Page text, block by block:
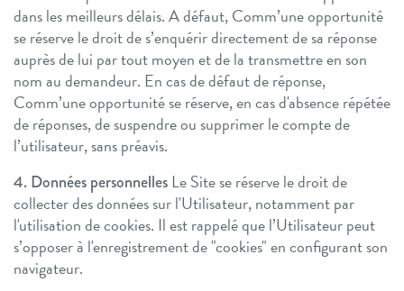
dans les meilleurs délais.A défaut, Comm’une opportunité
se réserve le droit de s’enquérir directement de sa réponse
auprès de lui par tout moyen et de la transmettre en son
nom au demandeur. En cas de défaut de réponse,
Comm’une opportunité se réserve, en cas d'absence répétée
de réponses, de suspendre ou supprimer le compte de
l’utilisateur, sans préavis.
4. Données personnellesLe Site se réserve le droit de
collecter des données sur l'Utilisateur, notamment par
l'utilisation de cookies. Il est rappelé que l’Utilisateur peut
s’opposer à l'enregistrement de "cookies" en configurant son
navigateur.